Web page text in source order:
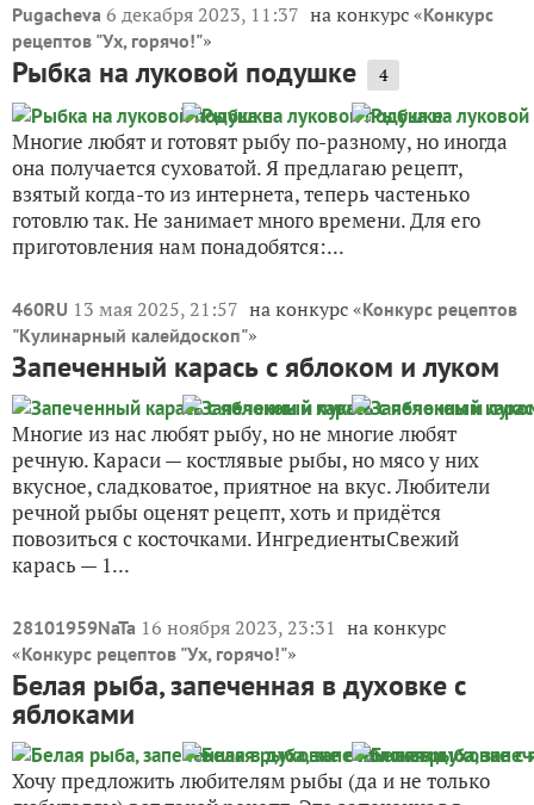
Pugacheva 6 декабря 2023, 11:37 на конкурс «Конкурс
рецептов "Ух, горячо!"»
Рыбка на луковой подушке 4
Многие любят и готовят рыбу по-разному, но иногда
она получается суховатой. Я предлагаю рецепт,
взятый когда-то из интернета, теперь частенько
готовлю так. Не занимает много времени. Для его
приготовления нам понадобятся:...
460RU 13 мая 2025, 21:57 на конкурс «Конкурс рецептов
"Кулинарный калейдоскоп"»
Запеченный карась с яблоком и луком
Многие из нас любят рыбу, но не многие любят
речную. Караси — костлявые рыбы, но мясо у них
вкусное, сладковатое, приятное на вкус. Любители
речной рыбы оценят рецепт, хоть и придётся
повозиться с косточками. ИнгредиентыСвежий
карась — 1...
28101959NaTa 16 ноября 2023, 23:31 на конкурс
«Конкурс рецептов "Ух, горячо!"»
Белая рыба, запеченная в духовке с
яблоками
Хочу предложить любителям рыбы (да и не только